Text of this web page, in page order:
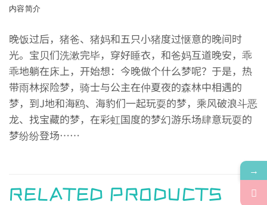
内容简介
晚饭过后，猪爸、猪妈和五只小猪度过惬意的晚间时
光。宝贝们洗漱完毕，穿好睡衣，和爸妈互道晚安，乖
乖地躺在床上，开始想：今晚做个什么梦呢？于是，热
带雨林探险梦，骑士与公主在仲夏夜的森林中相遇的
梦，到J地和海鸥、海豹们一起玩耍的梦，乘风破浪斗恶
龙、找宝藏的梦，在彩虹国度的梦幻游乐场肆意玩耍的
梦纷纷登场……
RELATED PRODUCTS
→